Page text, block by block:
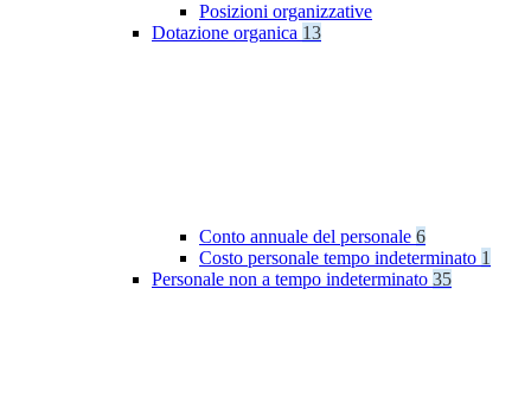
Posizioni organizzative
Dotazione organica 13
Conto annuale del personale 6
Costo personale tempo indeterminato 1
Personale non a tempo indeterminato 35